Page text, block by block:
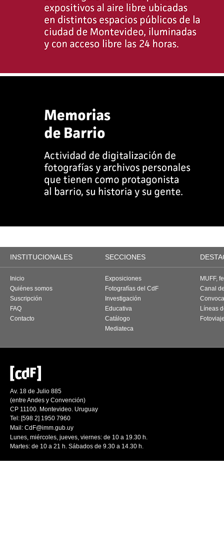
INSTITUCIONALES SECCIONES
Inicio
Quiénes somos
Suscripción
FAQ
Contacto
Exposiciones
Fotografías del CdF
Investigación
Educativa
Catálogo
Mediateca
MUFF,
Canal
Líneas
Av. 18 de Julio 885
(entre Andes y Convención)
CP 11100. Montevideo. Uruguay
Tel: [598 2] 1950 7960
Mail: CdF@imm.gub.uy
Lunes, miércoles, jueves, viernes: de 10 a 19.30 h.
Martes: de 10 a 21 h. Sábados de 9.30 a 14.30 h.